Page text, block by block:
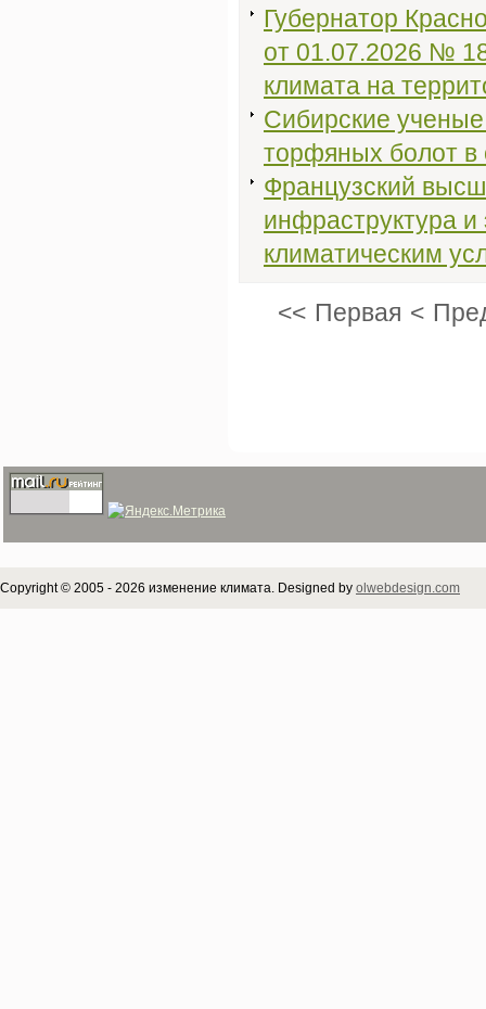
Губернатор
от 01.07.2026 №
климата на
Сибирские
торфяных болот в
Французский
инфраструктура
климатическим
<< Первая <
Copyright © 2005 - 2026 изменение климата. Designed by olwebdesign.com